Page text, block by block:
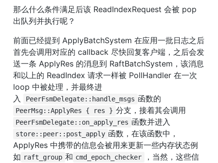
那么什么条件满足后该 ReadIndexRequest 会被 pop
出队列并执行呢？
前面已经提到 ApplyBatchSystem 在应用一批日志之后
首先会调用对应的 callback 尽快回复客户端，之后会发
送一条 ApplyRes 的消息到 RaftBatchSystem，该消息
和以上的 ReadIndex 请求一样被 PollHandler 在一次
loop 中被处理，并最终进
入
PeerFsmDelegate::handle_msgs 函数的
PeerMsg::ApplyRes { res } 分支，接着其会调用
PeerFsmDelegate::on_apply_res 函数并进入
store::peer::post_apply 函数，在该函数中，
ApplyRes 中携带的信息会被用来更新一些内存状态例
如 raft_group 和 cmd_epoch_checker
，当然，这些信